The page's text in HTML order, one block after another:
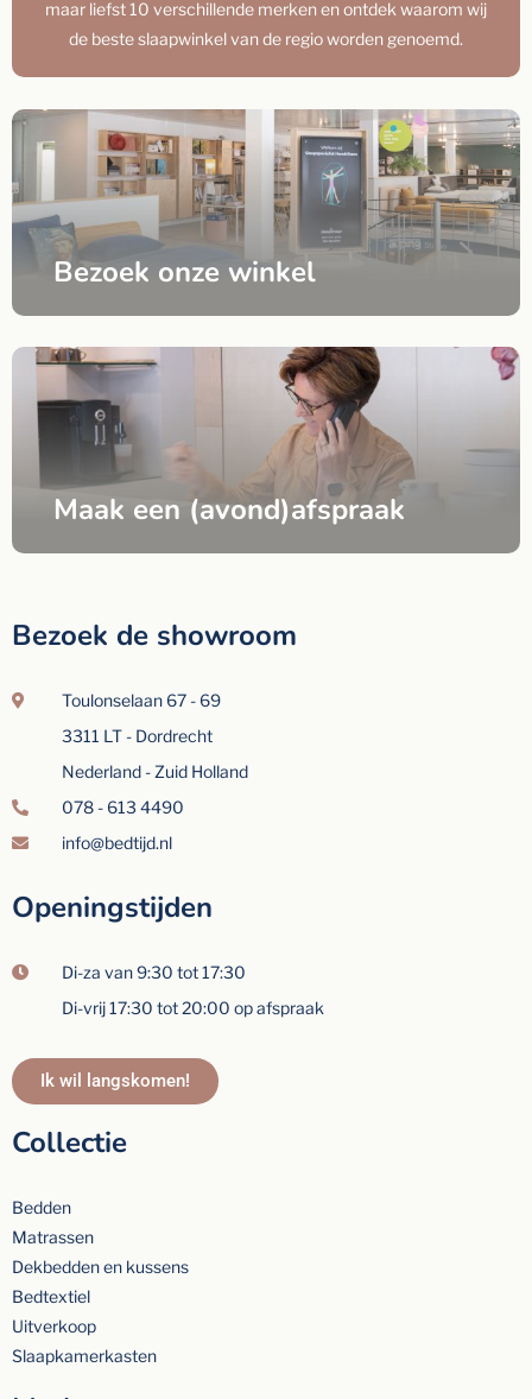
maar liefst 10 verschillende merken en ontdek waarom wij
de beste slaapwinkel van de regio worden genoemd.
Bezoek onze winkel
Maak een (avond)afspraak
Bezoek de showroom
Toulonselaan 67 - 69
3311 LT - Dordrecht
Nederland - Zuid Holland
078 - 613 4490
info@bedtijd.nl
Openingstijden
Di-za van 9:30 tot 17:30
Di-vrij 17:30 tot 20:00 op afspraak
Ik wil langskomen!
Collectie
Bedden
Matrassen
Dekbedden en kussens
Bedtextiel
Uitverkoop
Slaapkamerkasten